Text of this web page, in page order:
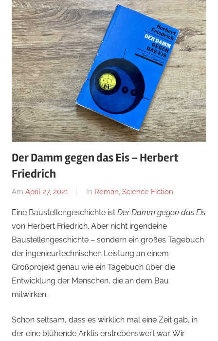
Der Damm gegen das Eis – Herbert
Friedrich
Am April 27, 2021
Von
In Roman, Science Fiction
Eine Baustellengeschichte ist Der Damm gegen das Eis
von Herbert Friedrich. Aber nicht irgendeine
Baustellengeschichte – sondern ein großes Tagebuch
der ingenieurtechnischen Leistung an einem
Großprojekt genau wie ein Tagebuch über die
Entwicklung der Menschen, die an dem Bau
mitwirken.
Schon seltsam, dass es wirklich mal eine Zeit gab, in
der eine blühende Arktis erstrebenswert war. Wir